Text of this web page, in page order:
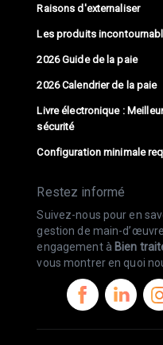
Raisons d'externaliser
Les produits
2026 Guide de la paie
2026 Calendrier de la paie
Livre électronique :
sécurité
Configuration minimale
Restez informé
Suivez-nous pour en
gestion de main-
engagement à Bien
vous montrer en quoi